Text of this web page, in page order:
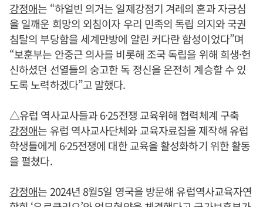
강정애는 “하얼빈 의거는 일제강점기 겨레의 혼과 자긍심
을 일깨운 희망의 외침이자 우리 민족의 독립 의지와 국권
침탈의 부당함을 세계만방에 알린 커다란 함성이었다”며
“보훈부는 안중근 의사를 비롯해 조국 독립을 위해 희생·헌
신하셨던 선열들의 숭고한 독 정신을 온전히 계승할 수 있
도록 노력하겠다”고 말했다.
△유럽 역사교사들과 6·25전쟁 교육위해 협력체계 구축
강정애는 유럽 역사교사단체와 교육자료집을 제작해 유럽
학생들에게 6·25전쟁에 대한 교육을 활성화하기 위한 활동
을 펼쳤다.
강정애는 2024년 8월5일 영국을 방문해 유럽역사교육자연